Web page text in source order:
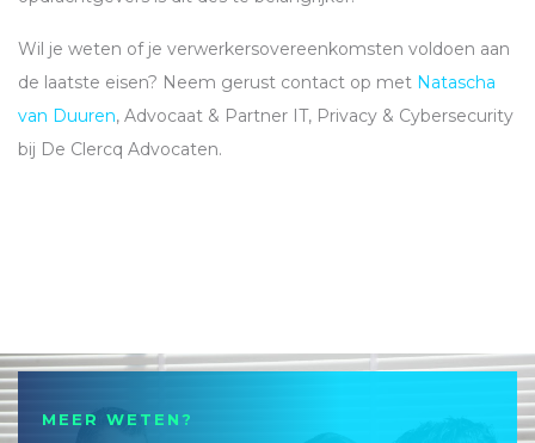
Wil je weten of je verwerkersovereenkomsten voldoen aan
de laatste eisen? Neem gerust contact op met Natascha
van Duuren, Advocaat & Partner IT, Privacy & Cybersecurity
bij De Clercq Advocaten.
MEER WETEN?